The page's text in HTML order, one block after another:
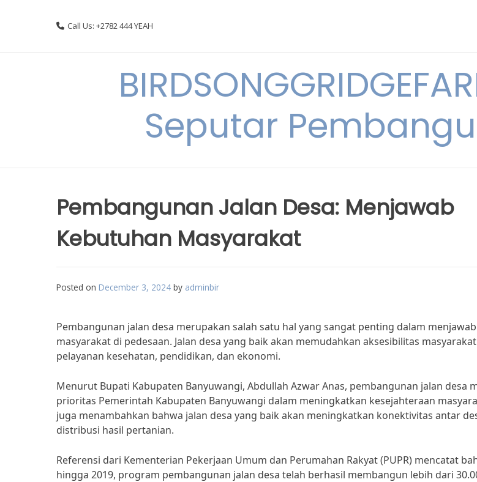
Call Us: +2782 444 YEAH
Seputar
Pembangunan Jalan Desa: Menjawab
Kebutuhan Masyarakat
Posted on December 3, 2024 by adminbir
Pembangunan jalan desa merupakan salah satu hal yang sangat penting dalam
masyarakat di pedesaan. Jalan desa yang baik akan memudahkan aksesibilitas
pelayanan kesehatan, pendidikan, dan ekonomi.
Menurut Bupati Kabupaten Banyuwangi, Abdullah Azwar Anas, pembangunan jalan desa
prioritas Pemerintah Kabupaten Banyuwangi dalam meningkatkan kesejahteraan
juga menambahkan bahwa jalan desa yang baik akan meningkatkan konektivitas antar
distribusi hasil pertanian.
Referensi dari Kementerian Pekerjaan Umum dan Perumahan Rakyat (PUPR) mencatat
hingga 2019, program pembangunan jalan desa telah berhasil membangun lebih dari